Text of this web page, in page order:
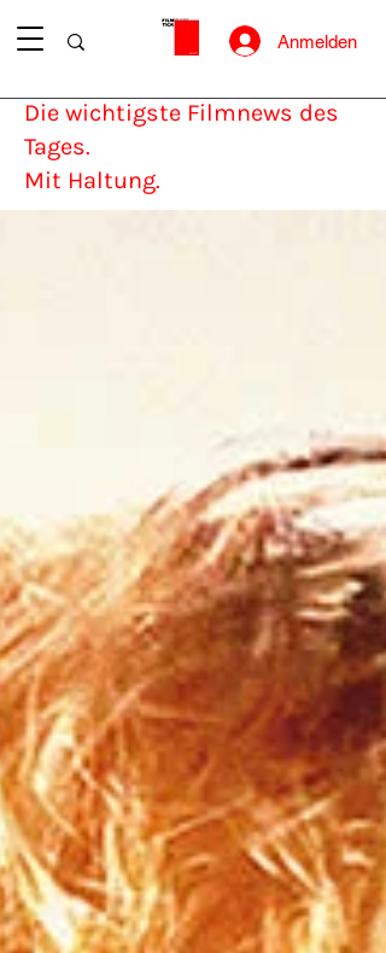
Anmelden
Die wichtigste Filmnews des
Tages.
Mit Haltung.